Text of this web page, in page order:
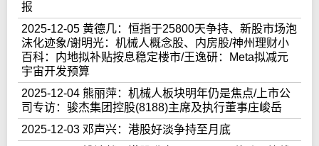
报
2025-12-05 黄德几：恒指于25800天争持、新股市场泡
沫化迹象/谢明光：机械人概念股、内房股/神州理财小
百科：内地拟补贴按息稳定楼市/王逸研：Meta拟减元
宇宙开发预算
2025-12-04 熊丽萍：机械人板块明年仍是焦点/上市公
司专访：骏杰集团控股(8188)主席及执行董事庄峻岳
2025-12-03 邓声兴：港股好淡争持至月底